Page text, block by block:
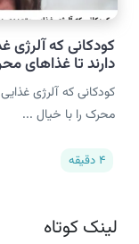
کودکانی که آلرژی
دارند تا غذاهای
کودکانی که آلرژی
محرک را با خیال ...
4 دقیقه
لینک کوتاه